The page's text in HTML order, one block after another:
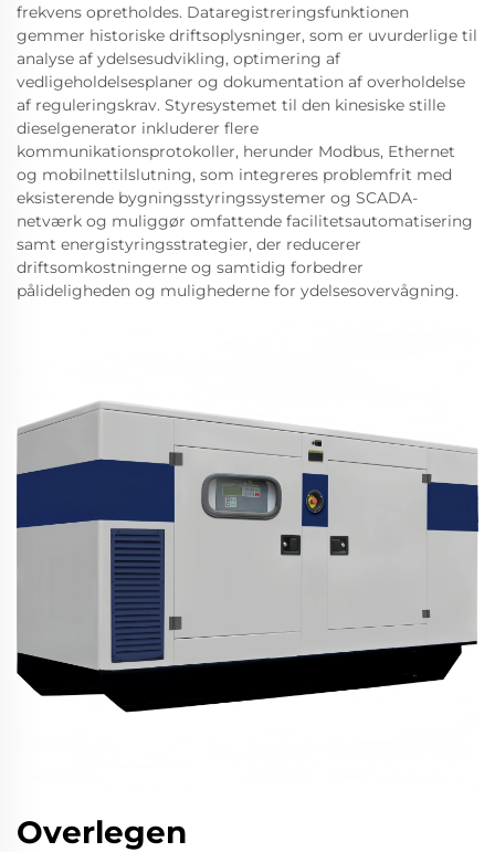
frekvens opretholdes. Dataregistreringsfunktionen
gemmer historiske driftsoplysninger, som er uvurderlige til
analyse af ydelsesudvikling, optimering af
vedligeholdelsesplaner og dokumentation af overholdelse
af reguleringskrav. Styresystemet til den kinesiske stille
dieselgenerator inkluderer flere
kommunikationsprotokoller, herunder Modbus, Ethernet
og mobilnettilslutning, som integreres problemfrit med
eksisterende bygningsstyringssystemer og SCADA-
netværk og muliggør omfattende facilitetsautomatisering
samt energistyringsstrategier, der reducerer
driftsomkostningerne og samtidig forbedrer
pålideligheden og mulighederne for ydelsesovervågning.
Overlegen